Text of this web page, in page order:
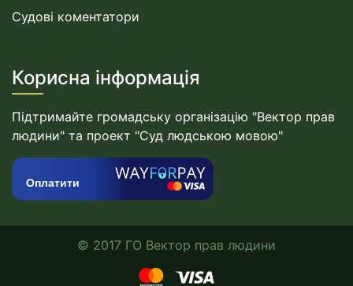
Судові коментатори
Корисна інформація
Підтримайте громадську організацію "Вектор прав
людини" та проект "Суд людською мовою"
Оплатити
© 2017 ГО Вектор прав людини